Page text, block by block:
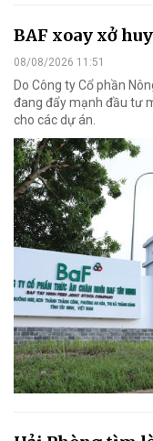
BAF xoay xở
08/08/2026 11:51
Do Công ty Cổ phần
đang đẩy mạnh đầu tư
cho các dự án.